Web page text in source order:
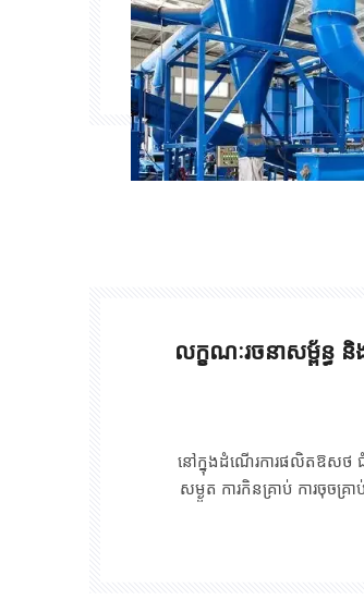
លក្ខណៈរចនាសម្ព័ន្ធ
នៅក្នុងដំណើរការផលិតឱសថ ជំ
សម្ងួត ការកិនគ្រាប់ ការចុចគ្រ